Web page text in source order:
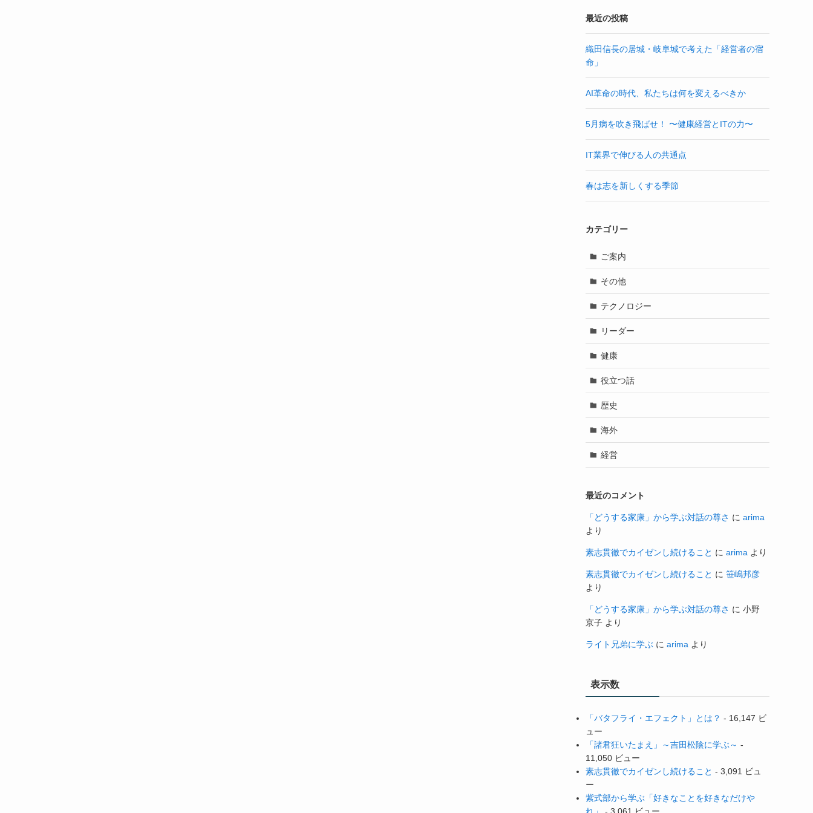
最近の投稿
織田信長の居城・岐阜城で考えた「経営者の宿
命」
AI革命の時代、私たちは何を変えるべきか
5月病を吹き飛ばせ！ 〜健康経営とITの力〜
IT業界で伸びる人の共通点
春は志を新しくする季節
カテゴリー
ご案内
その他
テクノロジー
リーダー
健康
役立つ話
歴史
海外
経営
最近のコメント
「どうする家康」から学ぶ対話の尊さ に arima
より
素志貫徹でカイゼンし続けること に arima より
素志貫徹でカイゼンし続けること に 笹嶋邦彦
より
「どうする家康」から学ぶ対話の尊さ に 小野
京子 より
ライト兄弟に学ぶ に arima より
表示数
「バタフライ・エフェクト」とは？ - 16,147 ビ
ュー
「諸君狂いたまえ」～吉田松陰に学ぶ～ -
11,050 ビュー
素志貫徹でカイゼンし続けること - 3,091 ビュ
ー
紫式部から学ぶ「好きなことを好きなだけや